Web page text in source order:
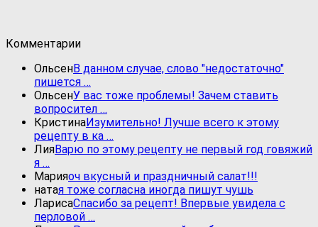
Комментарии
ОльсенВ данном случае, слово "недостаточно"
пишется …
ОльсенУ вас тоже проблемы! Зачем ставить
вопросител …
КристинаИзумительно! Лучше всего к этому
рецепту в ка …
ЛияВарю по этому рецепту не первый год говяжий
я …
Марияоч вкусный и праздничный салат!!!
натая тоже согласна иногда пишут чушь
ЛарисаСпасибо за рецепт! Впервые увидела с
перловой …